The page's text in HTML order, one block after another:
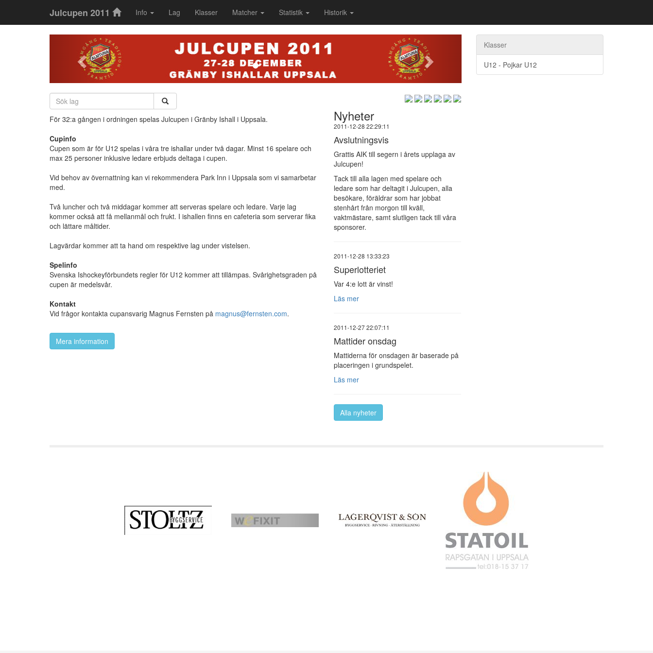
Julcupen 2011 Info Lag Klasser Matcher Statistik Historik
Previous
För 32:a gången i ordningen spelas Julcupen i Gränby Ishall i Uppsala.
Cupinfo
Cupen som är för U12 spelas i våra tre ishallar under två dagar. Minst 16 spelare och
max 25 personer inklusive ledare erbjuds deltaga i cupen.
Vid behov av övernattning kan vi rekommendera Park Inn i Uppsala som vi samarbetar
med.
Två luncher och två middagar kommer att serveras spelare och ledare. Varje lag
kommer också att få mellanmål och frukt. I ishallen finns en cafeteria som serverar fika
och lättare måltider.
Lagvärdar kommer att ta hand om respektive lag under vistelsen.
Spelinfo
Svenska Ishockeyförbundets regler för U12 kommer att tillämpas. Svårighetsgraden på
cupen är medelsvår.
Kontakt
Vid frågor kontakta cupansvarig Magnus Fernsten på magnus@fernsten.com.
Mera information
Nyheter
2011-12-28 22:29:11
Avslutningsvis
Grattis AIK till segern i årets upplaga av
Julcupen!
Tack till alla lagen med spelare och
ledare som har deltagit i Julcupen, alla
besökare, föräldrar som har jobbat
stenhårt från morgon till kväll,
vaktmästare, samt slutligen tack till våra
sponsorer.
2011-12-28 13:33:23
Superlotteriet
Var 4:e lott är vinst!
Läs mer
2011-12-27 22:07:11
Mattider onsdag
Mattiderna för onsdagen är baserade på
placeringen i grundspelet.
Läs mer
Alla nyheter
Klasser
U12 - Pojkar U12